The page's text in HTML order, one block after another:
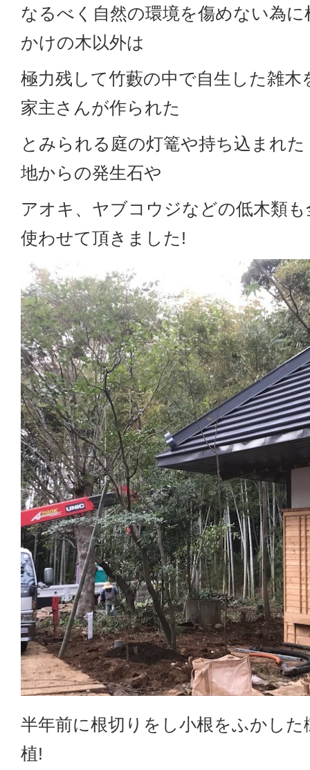
なるべく自然の環境を傷めない為
かけの木以外は
極力残して竹藪の中で自生した雑木
家主さんが作られた
とみられる庭の灯篭や持ち込まれ
地からの発生石や
アオキ、ヤブコウジなどの低木類
使わせて頂きました!
半年前に根切りをし小根をふかした
植!